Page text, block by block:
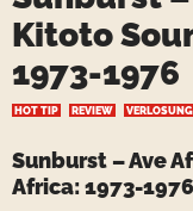
Kitoto
1973-1976
HOT TIP REVIEW VERLOSUNG
Sunburst – Ave
Africa: 1973-